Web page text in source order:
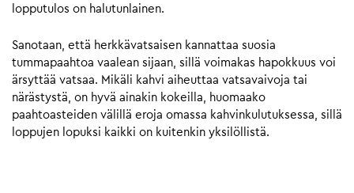
lopputulos on halutunlainen.
Sanotaan, että herkkävatsaisen kannattaa suosia
tummapaahtoa vaalean sijaan, sillä voimakas hapokkuus voi
ärsyttää vatsaa. Mikäli kahvi aiheuttaa vatsavaivoja tai
närästystä, on hyvä ainakin kokeilla, huomaako
paahtoasteiden välillä eroja omassa kahvinkulutuksessa, sillä
loppujen lopuksi kaikki on kuitenkin yksilöllistä.